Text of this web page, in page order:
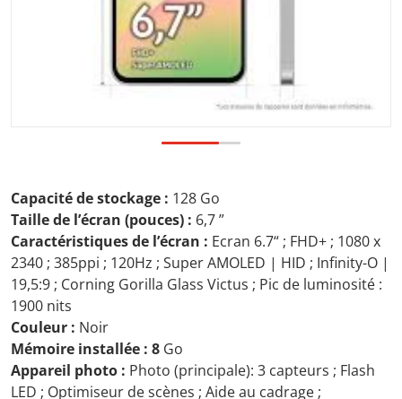
Capacité de stockage : 128 Go
Taille de l’écran (pouces) : 6,7 ”
Caractéristiques de l’écran : Ecran 6.7“ ; FHD+ ; 1080 x
2340 ; 385ppi ; 120Hz ; Super AMOLED | HID ; Infinity-O |
19,5:9 ; Corning Gorilla Glass Victus ; Pic de luminosité :
1900 nits
Couleur : Noir
Mémoire installée : 8 Go
Appareil photo : Photo (principale): 3 capteurs ; Flash
LED ; Optimiseur de scènes ; Aide au cadrage ;